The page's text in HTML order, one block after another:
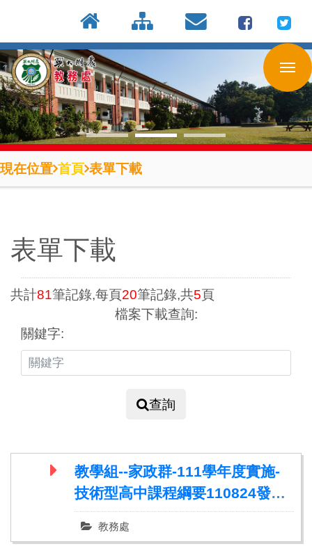
到
主
要
內
容
區
現在位置 首頁 表單下載
表單下載
共計81筆記錄,每頁20筆記錄,共5頁
檔案下載查詢:
關鍵字:
查詢
教學組--家政群-111學年度實施-
技術型高中課程綱要110824發布
版
教務處